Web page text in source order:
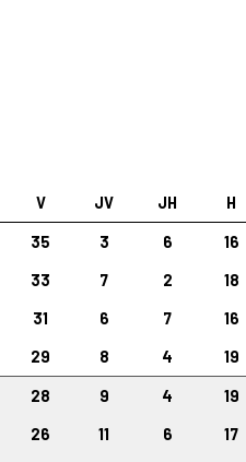
V JV JH H
35 3 6 16
33 7 2 18
31 6 7 16
29 8 4 19
28 9 4 19
26 11 6 17